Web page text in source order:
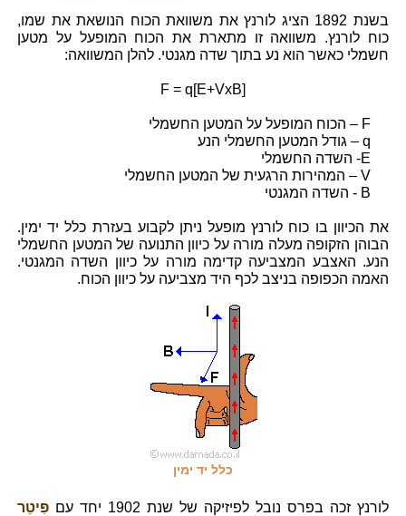
בשנת 1892 הציג לורנץ את משוואת הכוח הנושאת את שמו,
כוח לורנץ. משוואה זו מתארת את הכוח המופעל על מטען
חשמלי כאשר הוא נע בתוך שדה מגנטי. להלן המשוואה:
F = q[E+VxB]
את הכיוון בו כוח לורנץ מופעל ניתן לקבוע בעזרת כלל יד ימין.
הבוהן הזקופה מעלה מורה על כיוון התנועה של המטען החשמלי
הנע. האצבע המצביעה קדימה מורה על כיוון השדה המגנטי.
האמה הכפופה בניצב לכף היד מצביעה על כיוון הכוח.
כלל יד ימין
לורנץ זכה בפרס נובל לפיזיקה של שנת 1902 יחד עם
פִּיטֵר